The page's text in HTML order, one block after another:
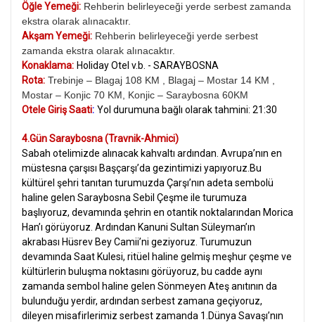
Öğle Yemeği: Rehberin belirleyeceği yerde serbest zamanda
ekstra olarak alınacaktır.
Akşam Yemeği: Rehberin belirleyeceği yerde serbest
zamanda ekstra olarak alınacaktır.
Konaklama: Holiday Otel v.b. - SARAYBOSNA
Rota: Trebinje – Blagaj 108 KM , Blagaj – Mostar 14 KM ,
Mostar – Konjic 70 KM, Konjic – Saraybosna 60KM
Otele Giriş Saati: Yol durumuna bağlı olarak tahmini: 21:30
4.Gün Saraybosna (Travnik-Ahmici)
Sabah otelimizde alınacak kahvaltı ardından. Avrupa’nın en
müstesna çarşısı Başçarşı’da gezintimizi yapıyoruz.Bu
kültürel şehri tanıtan turumuzda Çarşı’nın adeta sembolü
haline gelen Saraybosna Sebil Çeşme ile turumuza
başlıyoruz, devamında şehrin en otantik noktalarından Morica
Han’ı görüyoruz. Ardından Kanuni Sultan Süleyman’ın
akrabası Hüsrev Bey Camii’ni geziyoruz. Turumuzun
devamında Saat Kulesi, ritüel haline gelmiş meşhur çeşme ve
kültürlerin buluşma noktasını görüyoruz, bu cadde aynı
zamanda sembol haline gelen Sönmeyen Ateş anıtının da
bulunduğu yerdir, ardından serbest zamana geçiyoruz,
dileyen misafirlerimiz serbest zamanda 1.Dünya Savaşı’nın